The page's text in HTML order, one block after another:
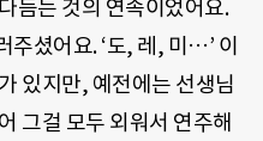
듬는 것의 연속이었어요.
셨어요. ‘도, 레, 미…’ 이
있지만, 예전에는 선생님
그걸 모두 외워서 연주해